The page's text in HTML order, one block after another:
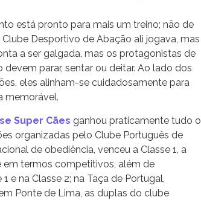
está pronto para mais um treino; não de
Desportivo de Abação ali jogava, mas
a ser galgada, mas os protagonistas de
parar, sentar ou deitar. Ao lado dos
eles alinham-se cuidadosamente para
memorável.
Super Cães ganhou praticamente tudo o
organizadas pelo Clube Português de
de obediência, venceu a Classe 1, a
em termos competitivos, além de
e na Classe 2; na Taça de Portugal,
Ponte de Lima, as duplas do clube